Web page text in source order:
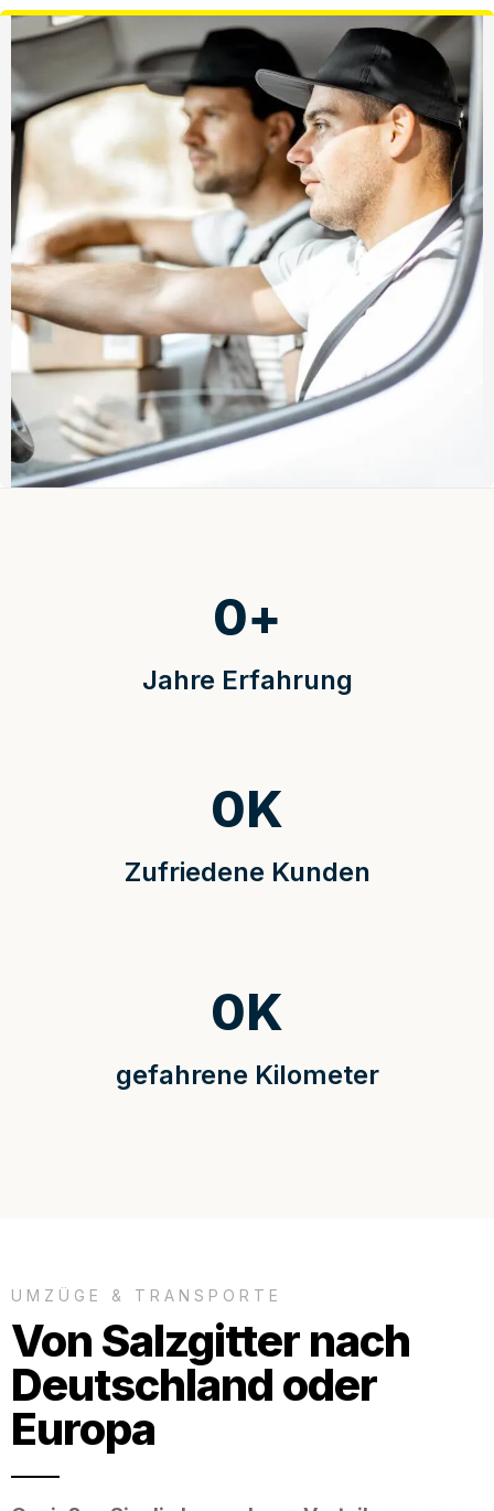
Jahre Erfahrung
0+
Zufriedene Kunden
0K
gefahrene Kilometer
0K
UMZÜGE & TRANSPORTE
Von Salzgitter nach
Deutschland oder
Europa